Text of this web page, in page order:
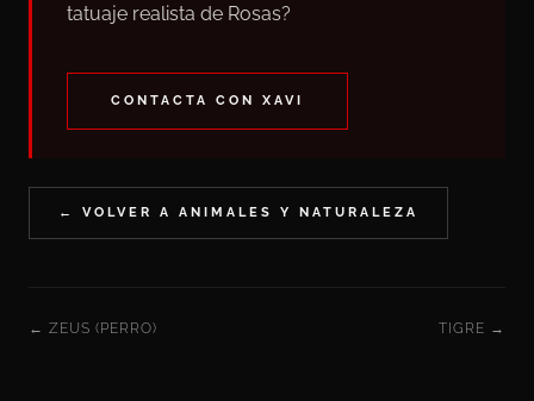
tatuaje realista de Rosas?
CONTACTA CON XAVI
← VOLVER A ANIMALES Y NATURALEZA
← ZEUS (PERRO) TIGRE →